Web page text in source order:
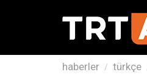
haberler türkçe